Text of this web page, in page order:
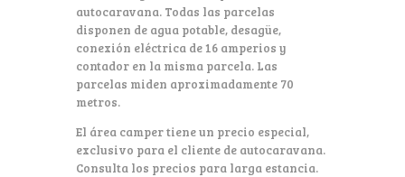
autocaravana. Todas las parcelas
disponen de agua potable, desagüe,
conexión eléctrica de 16 amperios y
contador en la misma parcela. Las
parcelas miden aproximadamente 70
metros.
El área camper tiene un precio especial,
exclusivo para el cliente de autocaravana.
Consulta los precios para larga estancia.